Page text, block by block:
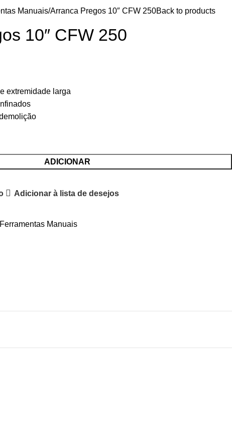
Manuais Arranca Pregos 10″ CFW 250Back to products
10″ CFW 250
extremidade larga
ADICIONAR
Adicionar à lista de desejos
Ferramentas Manuais